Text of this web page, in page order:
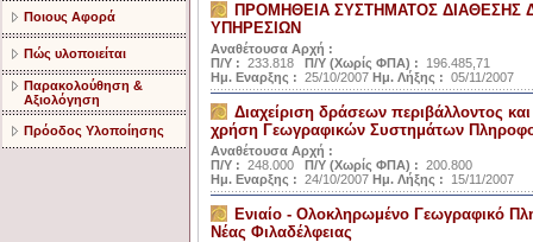
Ποιους Αφορά
Πώς υλοποιείται
Παρακολούθηση &
Αξιολόγηση
Πρόοδος Υλοποίησης
ΠΡΟΜΗΘΕΙΑ ΣΥΣΤΗΜΑΤΟΣ ΔΙΑΘΕΣΗΣ
ΥΠΗΡΕΣΙΩΝ
Αναθέτουσα Αρχή :
Π/Υ : 233.818 Π/Υ (Χωρίς ΦΠΑ) :
196.485,71
Ημ. Εναρξης : 25/10/2007 Ημ. Λήξης : 05/11/2007
Διαχείριση δράσεων περιβάλλοντος
χρήση Γεωγραφικών Συστημάτων
Αναθέτουσα Αρχή :
Π/Υ : 248.000 Π/Υ (Χωρίς ΦΠΑ) : 200.800
Ημ. Εναρξης : 24/10/2007 Ημ. Λήξης : 15/11/2007
Ενιαίο - Ολοκληρωμένο Γεωγραφικό
Νέας Φιλαδέλφειας